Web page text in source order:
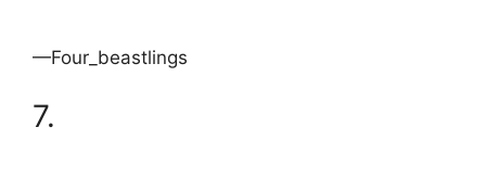
—Four_beastlings
7.